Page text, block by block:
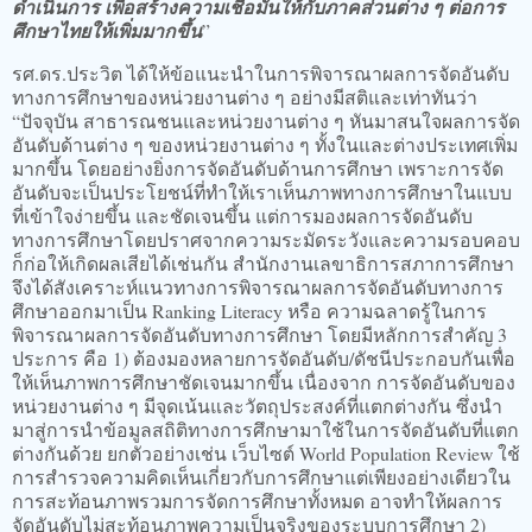
ดำเนินการ เพื่อสร้างความเชื่อมั่นให้กับภาคส่วนต่าง ๆ ต่อการ
ศึกษาไทยให้เพิ่มมากขึ้น”
รศ.ดร.ประวิต ได้ให้ข้อแนะนำในการพิจารณาผลการจัดอันดับ
ทางการศึกษาของหน่วยงานต่าง ๆ อย่างมีสติและเท่าทันว่า
“ปัจจุบัน สาธารณชนและหน่วยงานต่าง ๆ หันมาสนใจผลการจัด
อันดับด้านต่าง ๆ ของหน่วยงานต่าง ๆ ทั้งในและต่างประเทศเพิ่ม
มากขึ้น โดยอย่างยิ่งการจัดอันดับด้านการศึกษา เพราะการจัด
อันดับจะเป็นประโยชน์ที่ทำให้เราเห็นภาพทางการศึกษาในแบบ
ที่เข้าใจง่ายขึ้น และชัดเจนขึ้น แต่การมองผลการจัดอันดับ
ทางการศึกษาโดยปราศจากความระมัดระวังและความรอบคอบ
ก็ก่อให้เกิดผลเสียได้เช่นกัน สำนักงานเลขาธิการสภาการศึกษา
จึงได้สังเคราะห์แนวทางการพิจารณาผลการจัดอันดับทางการ
ศึกษาออกมาเป็น Ranking Literacy หรือ ความฉลาดรู้ในการ
พิจารณาผลการจัดอันดับทางการศึกษา โดยมีหลักการสำคัญ 3
ประการ คือ 1) ต้องมองหลายการจัดอันดับ/ดัชนีประกอบกันเพื่อ
ให้เห็นภาพการศึกษาชัดเจนมากขึ้น เนื่องจาก การจัดอันดับของ
หน่วยงานต่าง ๆ มีจุดเน้นและวัตถุประสงค์ที่แตกต่างกัน ซึ่งนำ
มาสู่การนำข้อมูลสถิติทางการศึกษามาใช้ในการจัดอันดับที่แตก
ต่างกันด้วย ยกตัวอย่างเช่น เว็บไซต์ World Population Review ใช้
การสำรวจความคิดเห็นเกี่ยวกับการศึกษาแต่เพียงอย่างเดียวใน
การสะท้อนภาพรวมการจัดการศึกษาทั้งหมด อาจทำให้ผลการ
จัดอันดับไม่สะท้อนภาพความเป็นจริงของระบบการศึกษา 2)